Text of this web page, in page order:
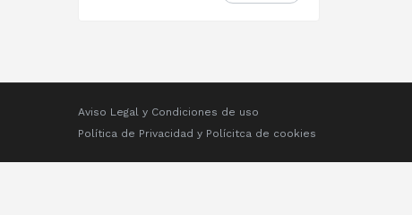
Aviso Legal y Condiciones de uso
Política de Privacidad y Polícitca de cookies